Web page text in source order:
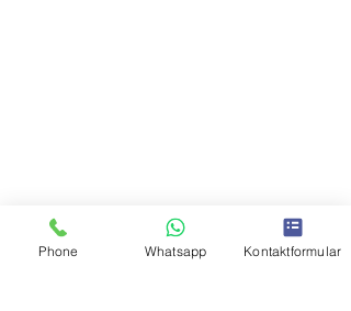
Phone Whatsapp Kontaktformular